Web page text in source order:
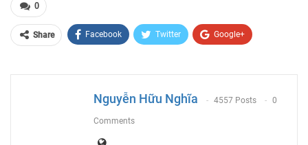
0
Share Facebook Twitter Google+
Nguyễn Hữu Nghĩa 4557 Posts 0
Comments